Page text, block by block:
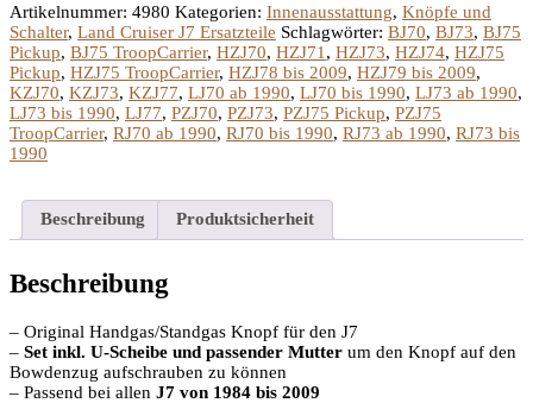
Artikelnummer: 4980 Kategorien: Innenausstattung, Knöpfe und
Schalter, Land Cruiser J7 Ersatzteile Schlagwörter: BJ70, BJ73, BJ75
Pickup, BJ75 TroopCarrier, HZJ70, HZJ71 , HZJ73, HZJ74, HZJ75
Pickup, HZJ75 TroopCarrier, HZJ78 bis 2009, HZJ79 bis 2009,
KZJ70, KZJ73, KZJ77, LJ70 ab 1990, LJ70 bis 1990, LJ73 ab 1990,
LJ73 bis 1990, LJ77, PZJ70, PZJ73, PZJ75 Pickup, PZJ75
TroopCarrier, RJ70 ab 1990, RJ70 bis 1990, RJ73 ab 1990, RJ73 bis
1990
Beschreibung Produktsicherheit
Beschreibung
– Original Handgas/Standgas Knopf für den J7
– Set inkl. U-Scheibe und passender Mutter um den Knopf auf den
Bowdenzug aufschrauben zu können
– Passend bei allen J7 von 1984 bis 2009